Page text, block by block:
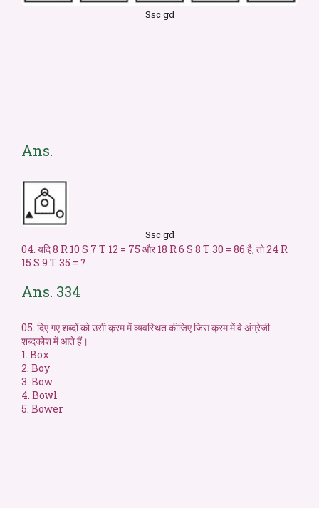
Ssc gd
Ans.
Ssc gd
04. यदि 8 R 10 S 7 T 12 = 75 और 18 R 6 S 8 T 30 = 86 है, तो 24 R
15 S 9 T 35 = ?
Ans. 334
05. दिए गए शब्दों को उसी क्रम में व्यवस्थित कीजिए जिस क्रम में वे अंग्रेजी
शब्दकोश में आते हैं।
1. Box
2. Boy
3. Bow
4. Bowl
5. Bower